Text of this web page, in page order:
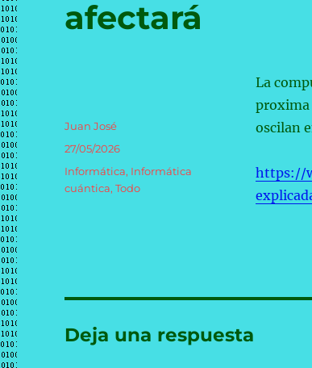
afectará
La
proxima
oscilan
https://
Autor
Juan José
Publicado
27/05/2026
Categorías
Informática, Informática
cuántica,Todo
Deja una respuesta